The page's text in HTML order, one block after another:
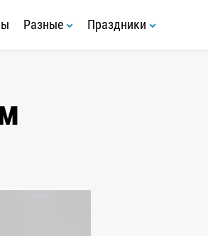
Разные Праздники